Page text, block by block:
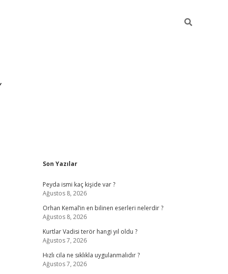
Sidebar
Son Yazılar
Peyda ismi kaç kişide var ?
Ağustos 8, 2026
Orhan Kemal’in en bilinen eserleri nelerdir ?
Ağustos 8, 2026
Kurtlar Vadisi terör hangi yıl oldu ?
Ağustos 7, 2026
Hızlı cila ne sıklıkla uygulanmalıdır ?
Ağustos 7, 2026